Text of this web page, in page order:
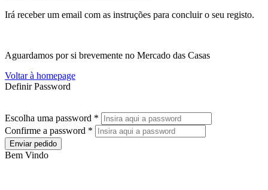
Irá receber um email com as instruções para concluir o seu registo.
Aguardamos por si brevemente no Mercado das Casas
Voltar à homepage
Definir Password
Escolha uma password *
Confirme a password *
Enviar pedido
Bem Vindo